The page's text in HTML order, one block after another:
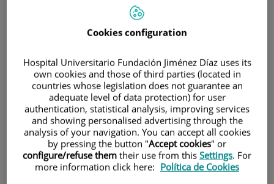
|MÁSTER PROPIO POR LA UAM EN CUIDADOS
AVANZADOS DEL PACIENTE EN ANESTESIA,
REANIMACIÓN Y TRATAMIENTO DEL DOLOR
|FORMULARIO DE CONTACTO DE POSTGRADO
Formulario de contacto de
Postgrado
Cookies configuration
Hospital Universitario Fundación Jiménez Díaz uses its
own cookies and those of third parties (located in
countries whose legislation does not guarantee an
adequate level of data protection) for user
authentication, statistical analysis, improving services
and showing personalised advertising through the
analysis of your navigation. You can accept all cookies
by pressing the button "Accept cookies" or
configure/refuse them their use from this Settings. For
more information click here: Política de Cookies